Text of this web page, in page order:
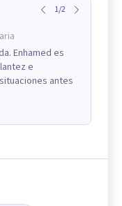
1/2
Enhamed es
e
antes